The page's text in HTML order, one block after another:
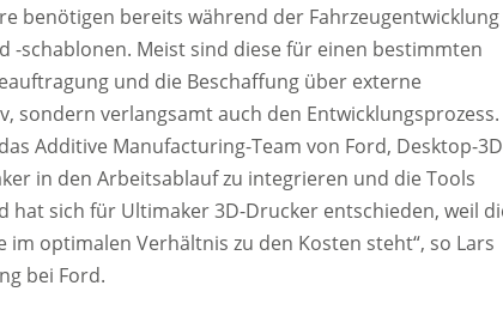
benötigen bereits während der Fahrzeugentwicklung
-schablonen. Meist sind diese für einen bestimmten
und die Beschaffung über externe
sondern verlangsamt auch den Entwicklungsprozess.
Additive Manufacturing-Team von Ford, Desktop-
in den Arbeitsablauf zu integrieren und die Tools
hat sich für Ultimaker 3D-Drucker entschieden, weil
optimalen Verhältnis zu den Kosten steht“, so Lars
bei Ford.